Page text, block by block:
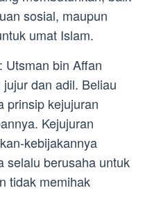
sosial, maupun
umat Islam.
Utsman bin Affan
dan adil. Beliau
prinsip kejujuran
Kejujuran
kebijakannya
selalu berusaha untuk
tidak memihak